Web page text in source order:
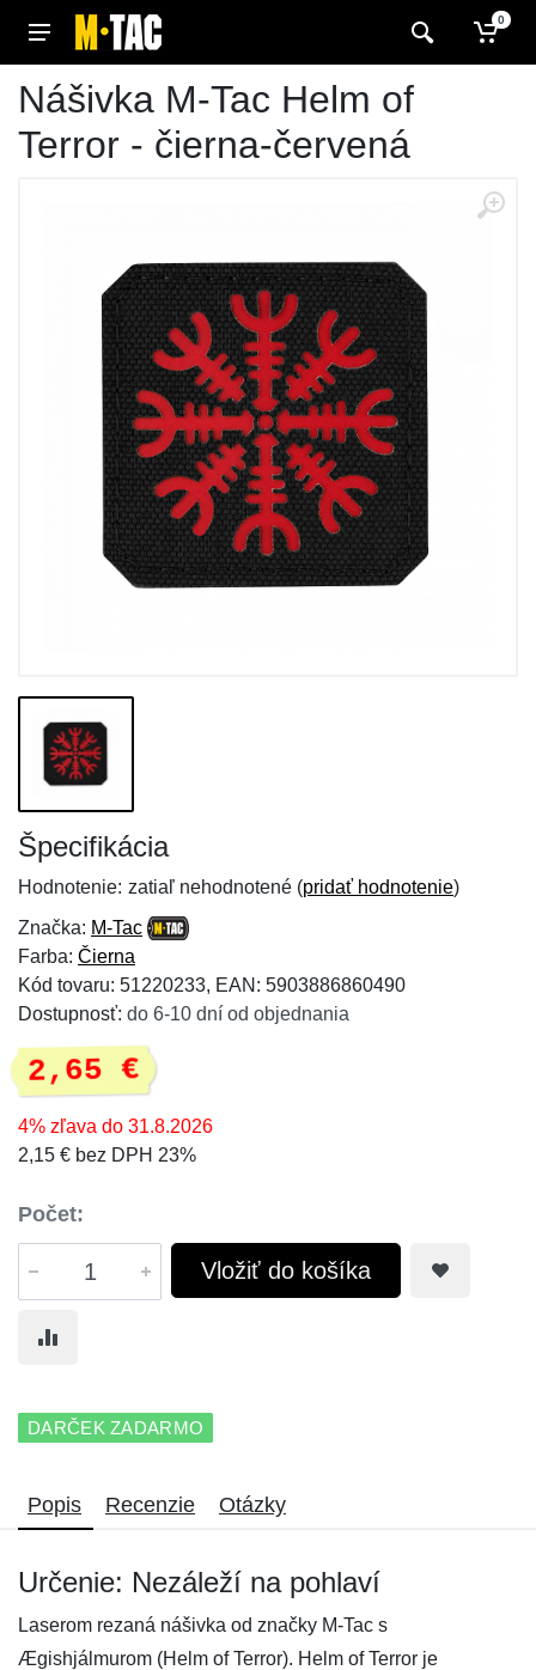
0
Nášivka M-Tac Helm of
Terror - čierna-červená
Špecifikácia
Hodnotenie: zatiaľ nehodnotené (pridať hodnotenie)
Značka: M-Tac
Farba: Čierna
Kód tovaru: 51220233, EAN: 5903886860490
Dostupnosť: do 6-10 dní od objednania
2,65 €
4% zľava do 31.8.2026
2,15 € bez DPH 23%
Počet:
Vložiť do košíka
DARČEK ZADARMO
Popis Recenzie Otázky
Určenie: Nezáleží na pohlaví
Laserom rezaná nášivka od značky M-Tac s
Ægishjálmurom (Helm of Terror). Helm of Terror je